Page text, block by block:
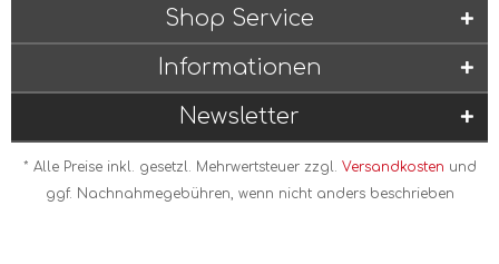
Shop Service
Informationen
Newsletter
* Alle Preise inkl. gesetzl. Mehrwertsteuer zzgl. Versandkosten und
ggf. Nachnahmegebühren, wenn nicht anders beschrieben